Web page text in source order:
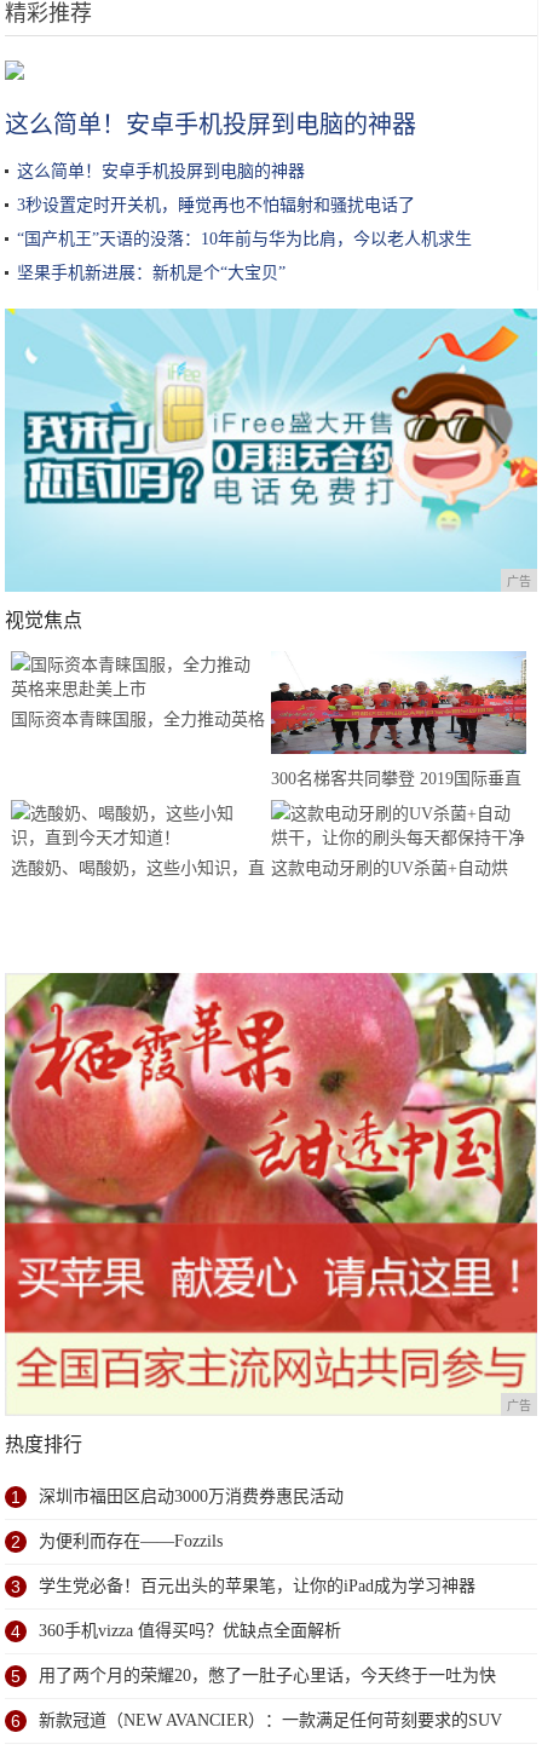
精彩推荐
豆腐这样做太香了，一周吃4次不嫌多，比吃肉还解馋，孩子超爱吃
这么简单！安卓手机投屏到电脑的神器
这么简单！安卓手机投屏到电脑的神器
3秒设置定时开关机，睡觉再也不怕辐射和骚扰电话了
“国产机王”天语的没落：10年前与华为比肩，今以老人机求生
坚果手机新进展：新机是个“大宝贝”
广告
视觉焦点
国际资本青睐国服，全力推动英格
300名梯客共同攀登 2019国际垂直
马拉松超级精英赛顺德海骏达中心
站欢乐开跑
选酸奶、喝酸奶，这些小知识，直 这款电动牙刷的UV杀菌+自动烘
广告
热度排行
1 深圳市福田区启动3000万消费券惠民活动
2 为便利而存在——Fozzils
3 学生党必备！百元出头的苹果笔，让你的iPad成为学习神器
4 360手机vizza 值得买吗？优缺点全面解析
5 用了两个月的荣耀20，憋了一肚子心里话，今天终于一吐为快
6 新款冠道（NEW AVANCIER）：一款满足任何苛刻要求的SUV